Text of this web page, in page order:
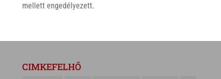
mellett engedélyezett.
CIMKEFELHŐ